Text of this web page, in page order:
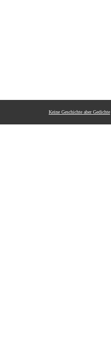
Keine Geschichte aber Gedichte